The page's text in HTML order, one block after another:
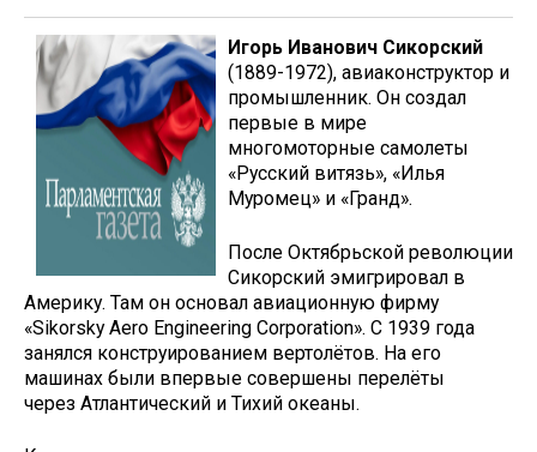
Игорь Иванович Сикорский
(1889-1972), авиаконструктор и
промышленник. Он создал
первые в мире
многомоторные самолеты
«Русский витязь», «Илья
Муромец» и «Гранд».
После Октябрьской революции
Сикорский эмигрировал в
Америку. Там он основал авиационную фирму
«Sikorsky Aero Engineering Corporation». С 1939 года
занялся конструированием вертолётов. На его
машинах были впервые совершены перелёты
через Атлантический и Тихий океаны.